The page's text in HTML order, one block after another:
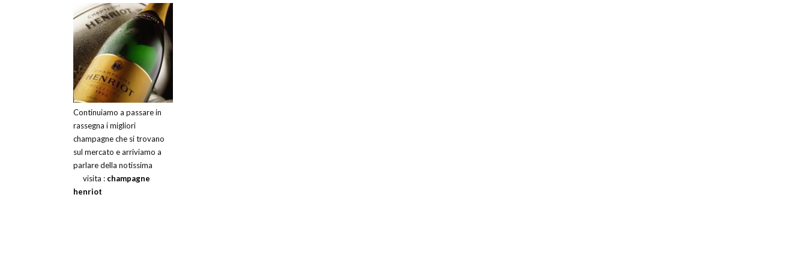
Continuiamo a passare in
rassegna i migliori
champagne che si trovano
sul mercato e arriviamo a
parlare della notissima
visita : champagne
henriot